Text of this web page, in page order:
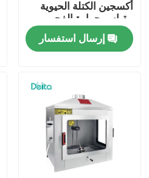
رقابة جودة
اطلب اقتباس
معدات الاختبار الكهربائية
معدات اختبار الحريق
أكسجين الكتلة الحيوية
مقياس حرارة الفحم
مقياس القيمة الحرارية
إرسال استفسار